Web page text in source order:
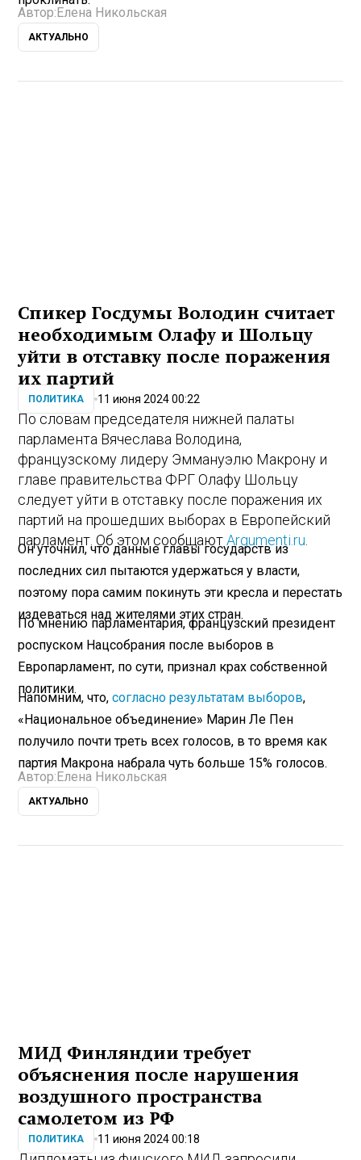
Автор: Елена Никольская
АКТУАЛЬНО
Спикер Госдумы Володин считает
необходимым Олафу и Шольцу
уйти в отставку после поражения
их партий
ПОЛИТИКА 11 июня 2024 00:22
По словам председателя нижней палаты
парламента Вячеслава Володина,
французскому лидеру Эммануэлю Макрону и
главе правительства ФРГ Олафу Шольцу
следует уйти в отставку после поражения их
партий на прошедших выборах в Европейский
парламент. Об этом сообщаютArgumenti.ru
Он уточнил, что данные главы государств из
последних сил пытаются удержаться у власти,
поэтому пора самим покинуть эти кресла и перестать
издеваться над жителями этих стран.
По мнению парламентария, французский президент
роспуском Нацсобрания после выборов в
Европарламент, по сути, признал крах собственной
политики.
Напомним, что,согласно результатам выборов,
«Национальное объединение» Марин Ле Пен
получило почти треть всех голосов, в то время как
партия Макрона набрала чуть больше 15% голосов.
Автор: Елена Никольская
АКТУАЛЬНО
МИД Финляндии требует
объяснения после нарушения
воздушного пространства
самолетом из РФ
ПОЛИТИКА 11 июня 2024 00:18